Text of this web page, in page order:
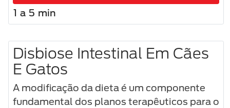
1 a 5 min
Disbiose Intestinal Em Cães
E Gatos
A modificação da dieta é um componente
fundamental dos planos terapêuticos para o